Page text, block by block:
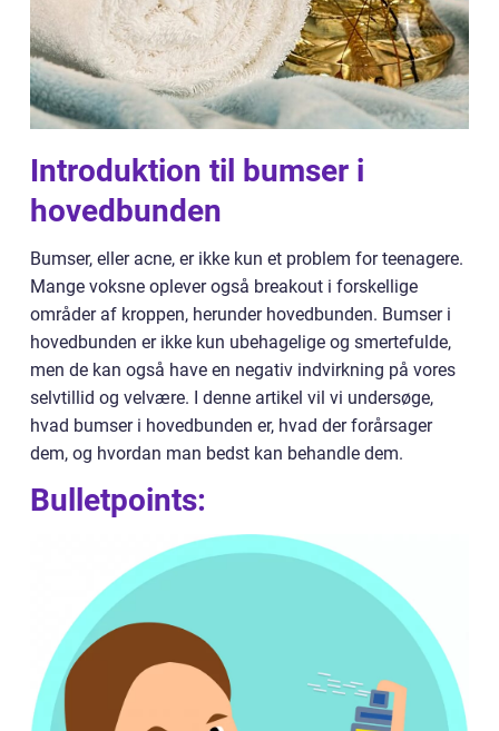
Introduktion til bumser i
hovedbunden
Bumser, eller acne, er ikke kun et problem for teenagere.
Mange voksne oplever også breakout i forskellige
områder af kroppen, herunder hovedbunden. Bumser i
hovedbunden er ikke kun ubehagelige og smertefulde,
men de kan også have en negativ indvirkning på vores
selvtillid og velvære. I denne artikel vil vi undersøge,
hvad bumser i hovedbunden er, hvad der forårsager
dem, og hvordan man bedst kan behandle dem.
Bulletpoints: